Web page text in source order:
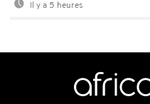
Il y a 5 heures